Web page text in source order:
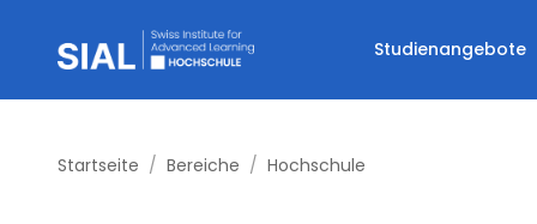
Studienangebote
Startseite Bereiche Hochschule